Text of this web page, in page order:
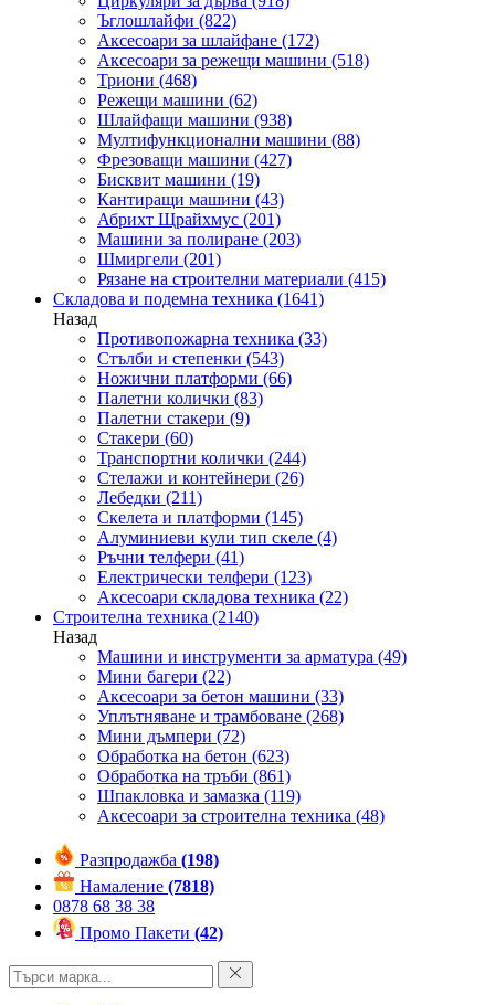
Ъглошлайфи (822)
Аксесоари за шлайфане (172)
Аксесоари за режещи машини (518)
Триони (468)
Режещи машини (62)
Шлайфащи машини (938)
Мултифункционални машини (88)
Фрезоващи машини (427)
Бисквит машини (19)
Кантиращи машини (43)
Абрихт Щрайхмус (201)
Машини за полиране (203)
Шмиргели (201)
Рязане на строителни материали (415)
Складова и подемна техника (1641)
Назад
Противопожарна техника (33)
Стълби и степенки (543)
Ножични платформи (66)
Палетни колички (83)
Палетни стакери (9)
Стакери (60)
Транспортни колички (244)
Стелажи и контейнери (26)
Лебедки (211)
Скелета и платформи (145)
Алуминиеви кули тип скеле (4)
Ръчни телфери (41)
Електрически телфери (123)
Аксесоари складова техника (22)
Строителна техника (2140)
Назад
Машини и инструменти за арматура (49)
Мини багери (22)
Аксесоари за бетон машини (33)
Уплътняване и трамбоване (268)
Мини дъмпери (72)
Обработка на бетон (623)
Обработка на тръби (861)
Шпакловка и замазка (119)
Аксесоари за строителна техника (48)
Разпродажба (198)
Намаление (7818)
0878 68 38 38
Промо Пакети (42)